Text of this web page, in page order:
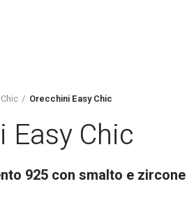
Orecchini Easy Chic
Easy Chic
925 con smalto e zircone